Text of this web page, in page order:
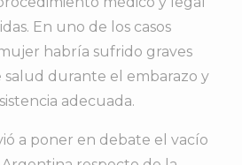
En uno de los casos
habría sufrido graves
salud durante el embarazo y
adecuada.
a poner en debate el vacío